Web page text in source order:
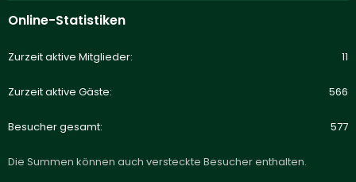
Online-Statistiken
Zurzeit aktive Mitglieder 11
Zurzeit aktive Gäste 566
Besucher gesamt 577
Die Summen können auch versteckte Besucher enthalten.